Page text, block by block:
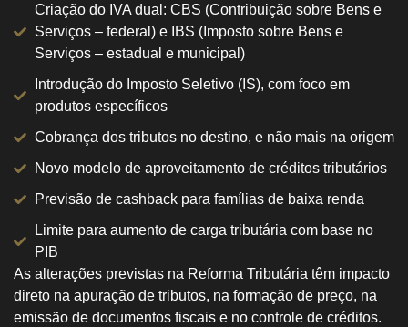
Criação do IVA dual: CBS (Contribuição sobre Bens e
Serviços – federal) e IBS (Imposto sobre Bens e
Serviços – estadual e municipal)
Introdução do Imposto Seletivo (IS), com foco em
produtos específicos
Cobrança dos tributos no destino, e não mais na origem
Novo modelo de aproveitamento de créditos tributários
Previsão de cashback para famílias de baixa renda
Limite para aumento de carga tributária com base no
PIB
As alterações previstas na Reforma Tributária têm impacto
direto na apuração de tributos, na formação de preço, na
emissão de documentos fiscais e no controle de créditos.